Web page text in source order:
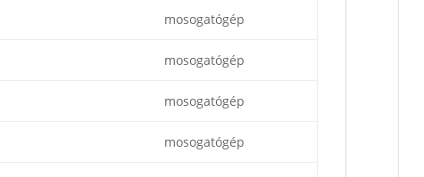
mosogatógép
mosogatógép
mosogatógép
mosogatógép